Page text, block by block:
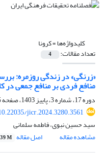
کلیدواژه‌ها =کرونا
تعداد مقالات: 4
«زرنگی» در زندگی روزمره:
منافع فردی بر منافع جمعی در
دوره 17، شماره 3، پاییز 1403، صفحه
jicr.2024.3280.3561
سید حسین نبوی، فاطمه سلمانی
مشاهده مقاله
اصل مقاله M